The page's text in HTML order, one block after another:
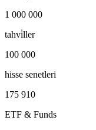
1 000 000
tahvi̇ller
100 000
hisse senetleri
175 910
ETF & Funds